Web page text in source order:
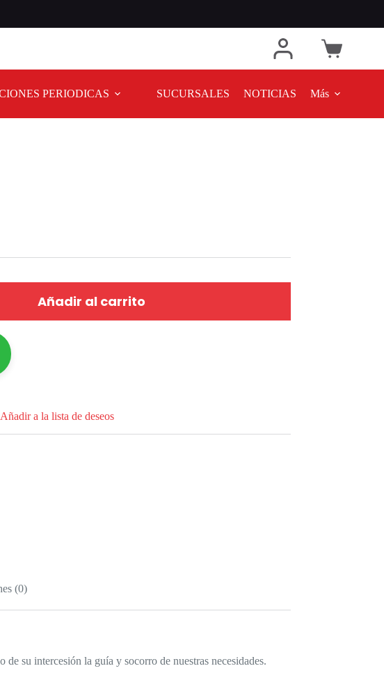
PERIODICAS SUCURSALES NOTICIAS Más
Añadir al carrito
Añadir a la lista de deseos
(0)
su intercesión la guía y socorro de nuestras necesidades.